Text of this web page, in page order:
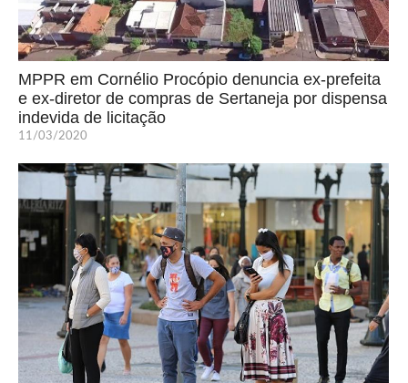
MPPR em Cornélio Procópio denuncia ex-prefeita
e ex-diretor de compras de Sertaneja por dispensa
indevida de licitação
11/03/2020